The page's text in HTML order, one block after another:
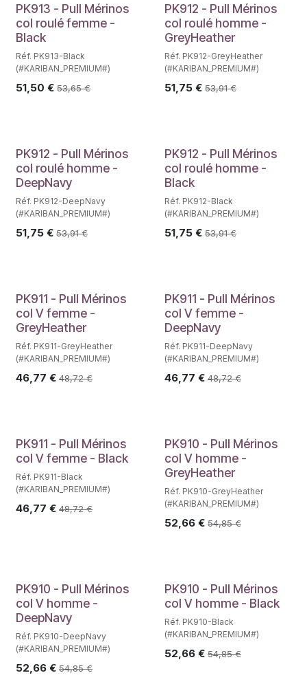
PK913 - Pull Mérinos
col roulé femme -
Black
Réf. PK913-Black
(#KARIBAN_PREMIUM#)
51,50 € 53,65€
PK912 - Pull Mérinos
col roulé homme -
GreyHeather
Réf. PK912-GreyHeather
(#KARIBAN_PREMIUM#)
51,75€ 53,91€
PK912 - Pull Mérinos
col roulé homme -
DeepNavy
Réf. PK912-DeepNavy
(#KARIBAN_PREMIUM#)
51,75 € 53,91€
PK912 - Pull Mérinos
col roulé homme -
Black
Réf. PK912-Black
(#KARIBAN_PREMIUM#)
51,75€ 53,91€
PK911 - Pull Mérinos
col V femme -
GreyHeather
Réf. PK911-GreyHeather
(#KARIBAN_PREMIUM#)
46,77 € 48,72€
PK911 - Pull Mérinos
col V femme -
DeepNavy
Réf. PK911-DeepNavy
(#KARIBAN_PREMIUM#)
46,77 € 48,72€
PK911 - Pull Mérinos
col V femme - Black
Réf. PK911-Black
(#KARIBAN_PREMIUM#)
46,77 € 48,72€
PK910 - Pull Mérinos
col V homme -
GreyHeather
Réf. PK910-GreyHeather
(#KARIBAN_PREMIUM#)
52,66€ 54,85€
PK910 - Pull Mérinos
col V homme -
DeepNavy
Réf. PK910-DeepNavy
(#KARIBAN_PREMIUM#)
52,66 € 54,85€
PK910 - Pull Mérinos
col V homme - Black
Réf. PK910-Black
(#KARIBAN_PREMIUM#)
52,66€ 54,85€